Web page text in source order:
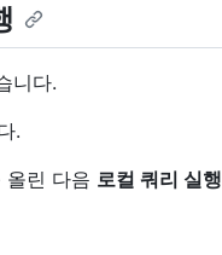
니다.
.
올린 다음 로컬 쿼리 실행